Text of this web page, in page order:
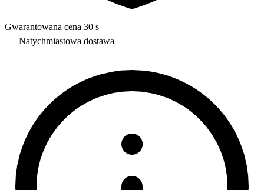
Gwarantowana cena 30 s
Natychmiastowa dostawa